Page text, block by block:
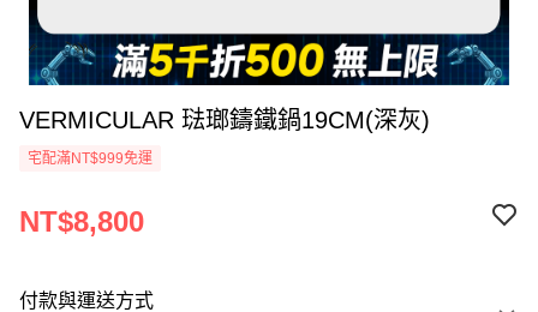
VERMICULAR 琺瑯鑄鐵鍋19CM(深灰)
宅配滿NT$999免運
NT$8,800
付款與運送方式